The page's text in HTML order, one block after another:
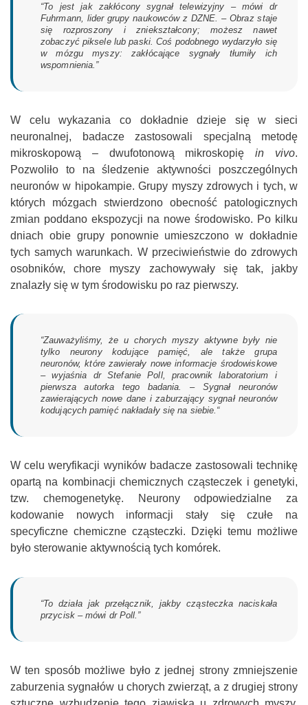
“To jest jak zakłócony sygnał telewizyjny – mówi dr
Fuhrmann, lider grupy naukowców z DZNE. – Obraz staje
się rozproszony i zniekształcony; możesz nawet
zobaczyć piksele lub paski. Coś podobnego wydarzyło się
w mózgu myszy: zakłócające sygnały tłumiły ich
wspomnienia.”
W celu wykazania co dokładnie dzieje się w sieci
neuronalnej, badacze zastosowali specjalną metodę
mikroskopową – dwufotonową mikroskopięin vivo.
Pozwoliło to na śledzenie aktywności poszczególnych
neuronów w hipokampie. Grupy myszy zdrowych i tych, w
których mózgach stwierdzono obecność patologicznych
zmian poddano ekspozycji na nowe środowisko. Po kilku
dniach obie grupy ponownie umieszczono w dokładnie
tych samych warunkach. W przeciwieństwie do zdrowych
osobników, chore myszy zachowywały się tak, jakby
znalazły się w tym środowisku po raz pierwszy.
“Zauważyliśmy, że u chorych myszy aktywne były nie
tylko neurony kodujące pamięć, ale także grupa
neuronów, które zawierały nowe informacje środowiskowe
– wyjaśnia dr Stefanie Poll, pracownik laboratorium i
pierwsza autorka tego badania. – Sygnał neuronów
zawierających nowe dane i zaburzający sygnał neuronów
kodujących pamięć nakładały się na siebie.“
W celu weryfikacji wyników badacze zastosowali technikę
opartą na kombinacji chemicznych cząsteczek i genetyki,
tzw. chemogenetykę. Neurony odpowiedzialne za
kodowanie nowych informacji stały się czułe na
specyficzne chemiczne cząsteczki. Dzięki temu możliwe
było sterowanie aktywnością tych komórek.
“To działa jak przełącznik, jakby cząsteczka naciskała
przycisk – mówi dr Poll.”
W ten sposób możliwe było z jednej strony zmniejszenie
zaburzenia sygnałów u chorych zwierząt, a z drugiej strony